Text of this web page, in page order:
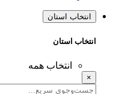
انتخاب استان
انتخاب استان
انتخاب همه
×